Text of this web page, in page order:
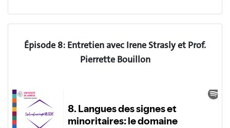
Épisode 8: Entretien avec Irene Strasly et Prof.
Pierrette Bouillon